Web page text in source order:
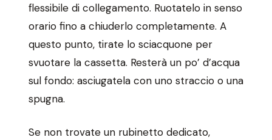
flessibile di collegamento. Ruotatelo in senso
orario fino a chiuderlo completamente. A
questo punto, tirate lo sciacquone per
svuotare la cassetta. Resterà un po’ d’acqua
sul fondo: asciugatela con uno straccio o una
spugna.
Se non trovate un rubinetto dedicato,